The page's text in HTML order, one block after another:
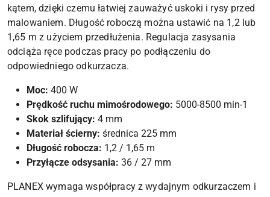
kątem, dzięki czemu łatwiej zauważyć uskoki i rysy przed
malowaniem. Długość roboczą można ustawić na 1,2 lub
1,65 m z użyciem przedłużenia. Regulacja zasysania
odciąża ręce podczas pracy po podłączeniu do
odpowiedniego odkurzacza.
Moc: 400 W
Prędkość ruchu mimośrodowego: 5000-8500 min-1
Skok szlifujący: 4 mm
Materiał ścierny: średnica 225 mm
Długość robocza: 1,2 / 1,65 m
Przyłącze odsysania: 36 / 27 mm
PLANEX wymaga współpracy z wydajnym odkurzaczem i